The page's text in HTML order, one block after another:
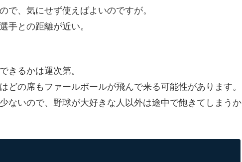
、気にせず使えばよいのですが。
手との距離が近い。
きるかは運次第。
どの席もファールボールが飛んで来る可能性があります。
ないので、野球が大好きな人以外は途中で飽きてしまうか